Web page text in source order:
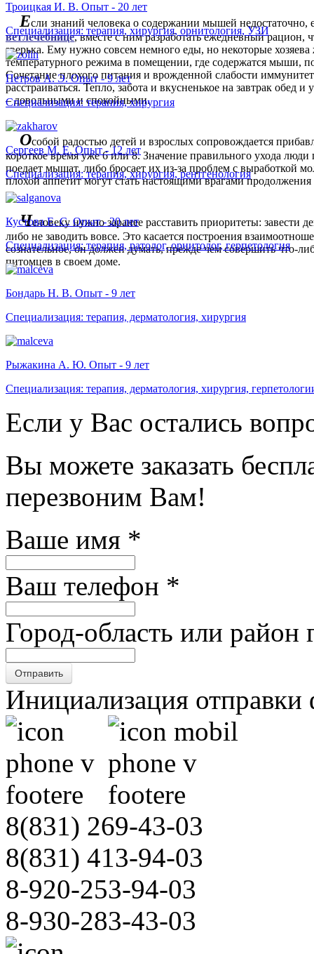
Если знаний человека о содержании мышей недостаточно,
ветлечебнице, вместе с ним разработать ежедневный рацион,
зверька. Ему нужно совсем немного еды, но некоторые
температурного режима в помещении, где содержатся мыши,
Сочетание плохого питания и врожденной слабости
расстраиваться. Тепло, забота и вкусненькое на завтрак
– довольными и спокойными.
Особой радостью детей и взрослых сопровождается
короткое время уже 6 или 8. Значение правильного ухода
поедает мышат, либо бросает их из-за проблем с выработкой
плохой аппетит могут стать настоящими врагами продолжения
Человеку нужно заранее расставить приоритеты: завести
либо не заводить вовсе. Это касается построения
сознательное, он должен думать, прежде чем совершить что-
питомцев в своем доме.
Троицкая И. В. Опыт - 20 лет
Специализация: терапия, хирургия, орнитология, УЗИ
Петров А. Э. Опыт - 9 лет
Специализация: терапия, хирургия
Сергеев М. Е. Опыт - 12 лет
Специализация: терапия, хирургия, рентгенология
Кустова Е. С. Опыт - 20 лет
Специализация: терапия, ратолог, орнитолог, герпетология
Бондарь Н. В. Опыт - 9 лет
Специализация: терапия, дерматология, хирургия
Рыжакина А. Ю. Опыт - 9 лет
Специализация: терапия, дерматология, хирургия,
Если у Вас остались
Вы можете заказать
перезвоним Вам!
Ваше имя *
Ваш телефон *
Город-область или район
Отправить
Инициализация
8(831) 269-43-03
8(831) 413-94-03
8-920-253-94-03
8-930-283-43-03